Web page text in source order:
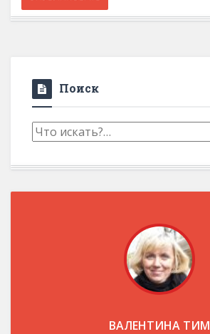
Поиск
ВАЛЕНТИНА ТИМ